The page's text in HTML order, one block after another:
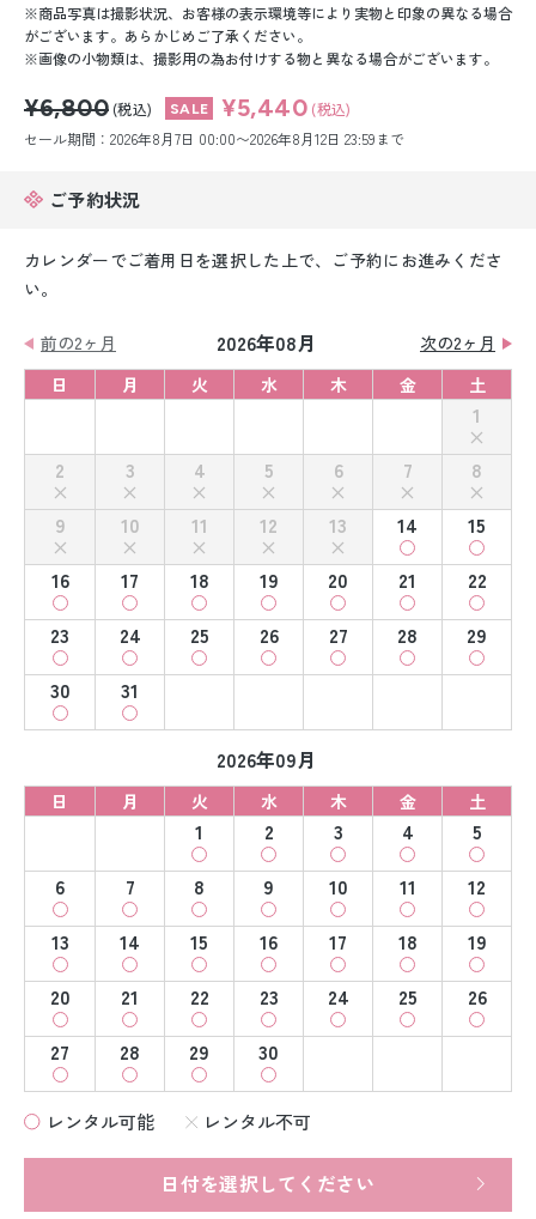
スーツレンタル
白無垢&紋付袴レンタル
引き振袖レンタル
小物販売品
商品写真は撮影状況、お客様の表示環境等により実物と印象の異なる場合
がございます。あらかじめご了承ください。
画像の小物類は、撮影用の為お付けする物と異なる場合がございます。
¥6,800 (税込) ¥5,440 (税込)
セール期間：2026年8月7日 00:00〜2026年8月12日 23:59まで
ご予約状況
カレンダーでご着用日を選択した上で、ご予約にお進みくださ
い。
前の2ヶ月 2026年08月
次の2ヶ月
日
月 火 水 木 金 土
1
2
3 4 5 6 7
8
9
10 11 12 13 14
15
16
17 18 19 20 21
22
23
24 25 26 27 28
29
30
31
2026年09月
日 月 火 水 木 金 土
1 2 3 4
5
6
7 8 9 10 11
12
13
14 15 16 17 18
19
20
21 22 23 24 25
26
27
28 29 30
レンタル可能 レンタル不可
日付を選択してください